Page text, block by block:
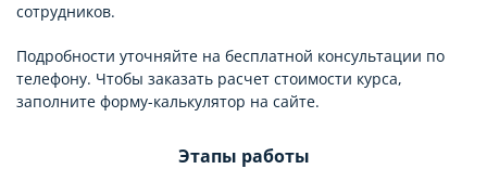
сотрудников.
Подробности уточняйте на бесплатной консультации по
телефону. Чтобы заказать расчет стоимости курса,
заполните форму-калькулятор на сайте.
Этапы работы